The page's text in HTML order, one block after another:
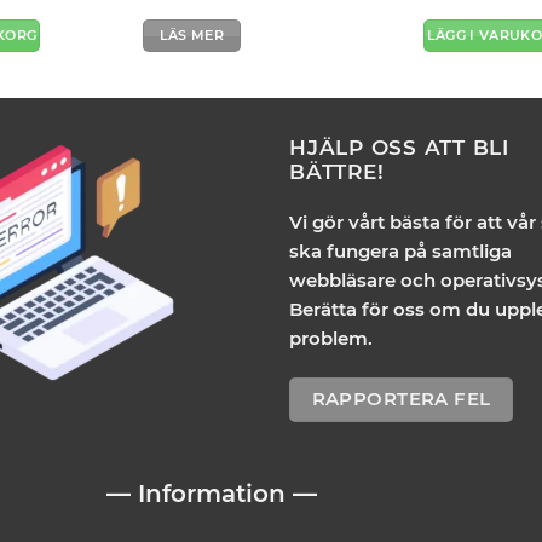
LÄS MER LÄGG I
HJÄLP OSS ATT BLI
BÄTTRE!
Vi gör vårt bästa för att vår
ska fungera på samtliga
webbläsare och
Berätta för oss om du
problem.
RAPPORTERA FEL
— Information —